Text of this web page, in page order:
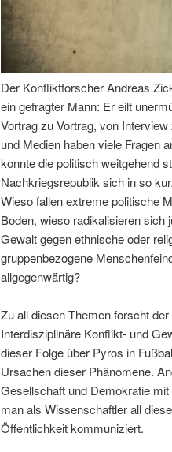
I
n
a
t
s
r
i
n
e
n
n
a
l
s
p
r
Der Konfliktforscher Andreas
ein gefragter Mann: Er eilt
Vortrag zu Vortrag, von
und Medien haben viele Fragen
konnte die politisch weitgehend
Nachkriegsrepublik sich in so
Wieso fallen extreme politische
Boden, wieso radikalisieren sich
Gewalt gegen ethnische oder
gruppenbezogene
allgegenwärtig?
Zu all diesen Themen forscht
Interdisziplinäre Konflikt- und
dieser Folge über Pyros in
Ursachen dieser Phänomene.
Gesellschaft und Demokratie
man als Wissenschaftler all
Öffentlichkeit kommuniziert.